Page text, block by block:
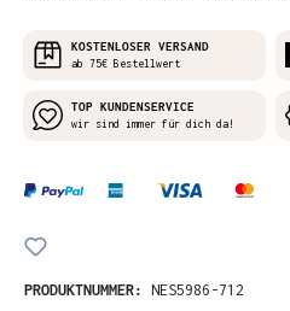
KOSTENLOSER VERSAND
ab 75€ Bestellwert
TOP KUNDENSERVICE
wir sind immer für dich da!
PRODUKTNUMMER: NES5986-712